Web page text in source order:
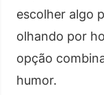
escolher algo
olhando por
opção
humor.